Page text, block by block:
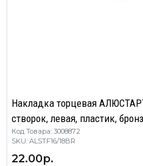
Накладка торцевая
створок, левая, пластик,
Код Товара: 3008872
SKU: ALSTF16/18BR
22.00р.